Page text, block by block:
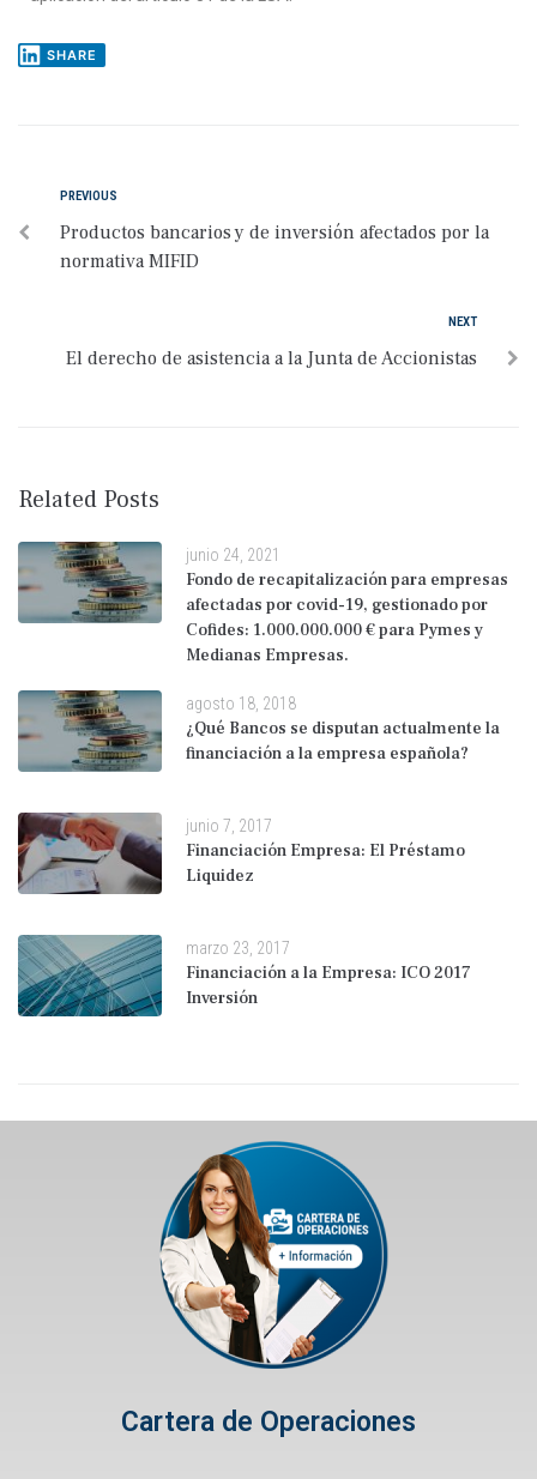
SHARE
PREVIOUS
Productos bancarios y de inversión afectados por la
normativa MIFID
NEXT
El derecho de asistencia a la Junta de Accionistas
Related Posts
junio 24, 2021
Fondo de recapitalización para empresas
afectadas por covid-19, gestionado por
Cofides: 1.000.000.000 € para Pymes y
Medianas Empresas.
agosto 18, 2018
¿Qué Bancos se disputan actualmente la
financiación a la empresa española?
junio 7, 2017
Financiación Empresa: El Préstamo
Liquidez
marzo 23, 2017
Financiación a la Empresa: ICO 2017
Inversión
Cartera de Operaciones